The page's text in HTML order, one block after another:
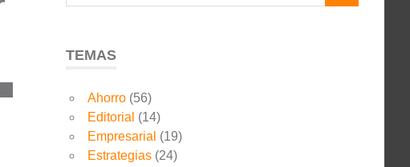
TEMAS
Ahorro (56)
Editorial (14)
Empresarial (19)
Estrategias (24)